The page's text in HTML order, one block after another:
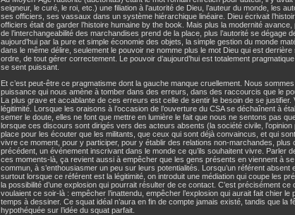
seigneur, le curé, le roi, etc.) une filiation à l’autorité de Dieu, l’auteur du monde, les
ses officiers, ses vassaux dans un système hiérarchique linéaire. Dieu écrivait
officiers était de garder l’histoire humaine by the book. Mais plus la modernité
de l’interchangeabilité des marchandises prend de la place, plus l’autorité se dégage
aujourd’hui par la pure et simple économie des objets, la simple gestion du monde
dans le même délire, seulement le pouvoir ne nomme plus le mot Dieu qui est
ordre, de tout gérer correctement. Le pouvoir d’aujourd’hui est totalement
se sent puissant.
Et c’est peut-être ce pragmatisme dont la gauche manque cruellement. Nous
puissance qui nous amène à tomber dans des erreurs, dans des raccourcis que le
La plus grave et accablante de ces erreurs est celle de sentir le besoin de se justifier.
légitimité. Lorsque les oraisons à l’occasion de l’ouverture du CSA se déchaînent à
semer le doute, elles ne font que mettre en lumière le fait que nous ne sentons pas
lorsque ces discours sont dirigés vers des acteurs absents (la société civile, l’opinion
place pour les écouter que les militants, que ceux qui sont déjà convaincus, et qui
vivre ce moment, pour y participer, pour y établir des relations non-marchandes, plus
précédent, un événement inscrivant dans le monde ce qu’ils souhaitent vivre. Parler
ces moments-là, ça revient aussi à empêcher que les gens présents en viennent à
commun, à s’enthousiasmer un peu sur leurs potentialités. Lorsqu’un référent
surtout lorsque ce référent est la légitimité, on introduit une médiation qui coupe les
la possibilité d’une explosion qui pourrait résulter de ce contact. C’est précisément
voulaient ce soir-là : empêcher l’inattendu, empêcher l’explosion qui aurait fait chier
temps à dessiner. Ce squat idéal n’aura en fin de compte jamais existé, tandis que la
hypothéquée sur l’idée du squat parfait.